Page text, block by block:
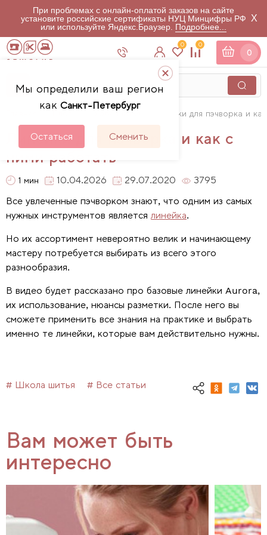
При проблемах с онлайн-оплатой заказов на сайте
установите российские сертификаты НУЦ Минцифры РФ
или используйте Яндекс.Браузер. Подробнее...
X
Мы определили ваш регион
как Санкт-Петербург
Остаться Сменить
0 0
0
Школа шитья Линейки для пэчворка и
Линейки для пэчворка и как с
ними работать
1 мин 10.04.2026 29.07.2020
3795
Все увлеченные пэчворком знают, что одним из самых
нужных инструментов являетсялинейка.
Но их ассортимент невероятно велик и начинающему
мастеру потребуется выбирать из всего этого
разнообразия.
В видео будет рассказано про базовые линейки Aurora,
их использование, нюансы разметки. После него вы
сможете применить все знания на практике и выбрать
именно те линейки, которые вам действительно нужны.
# Школа шитья # Все статьи
Вам может быть
интересно